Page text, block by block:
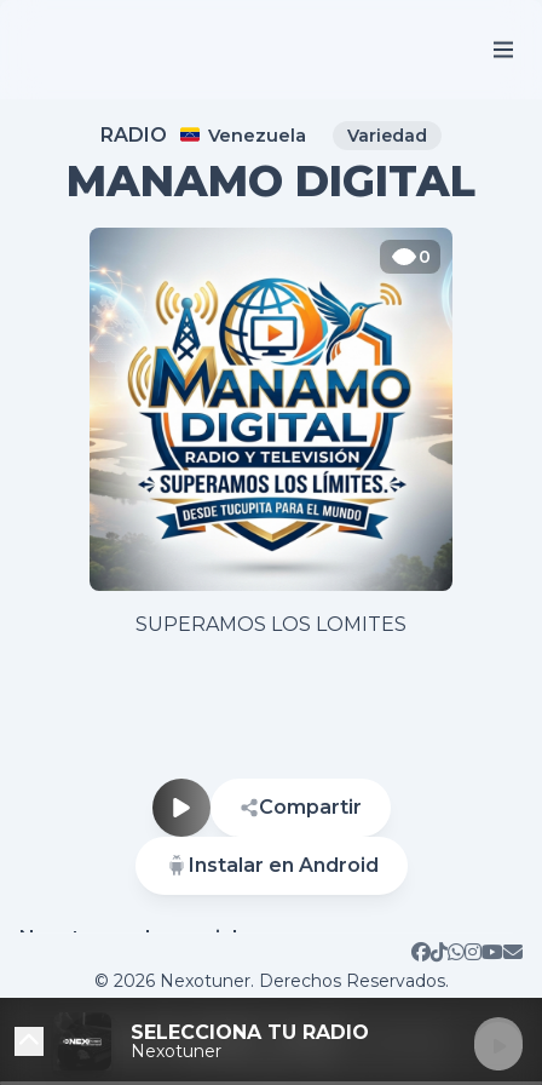
RADIO Venezuela Variedad
MANAMO DIGITAL
0
SUPERAMOS LOS LOMITES
Compartir
Instalar en Android
Nuestras redes sociales
Sitio web Contactar
© 2026 Nexotuner. Derechos Reservados.
SELECCIONA TU RADIO
Nexotuner